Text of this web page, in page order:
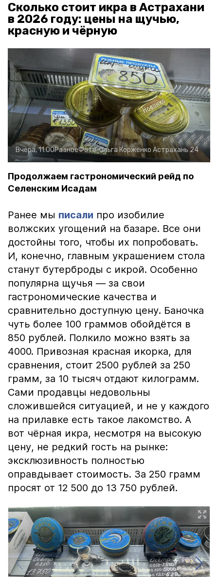
Сколько стоит икра в Астрахани
в 2026 году: цены на щучью,
красную и чёрную
Вчера, 11:00РазноеФото:Ольга Корженко Астрахань 24
Продолжаем гастрономический рейд по
Селенским Исадам
Ранее мы писали про изобилие
волжских угощений на базаре. Все они
достойны того, чтобы их попробовать.
И, конечно, главным украшением стола
станут бутерброды с икрой. Особенно
популярна щучья — за свои
гастрономические качества и
сравнительно доступную цену. Баночка
чуть более 100 граммов обойдётся в
850 рублей. Полкило можно взять за
4000. Привозная красная икорка, для
сравнения, стоит 2500 рублей за 250
грамм, за 10 тысяч отдают килограмм.
Сами продавцы недовольны
сложившейся ситуацией, и не у каждого
на прилавке есть такое лакомство. А
вот чёрная икра, несмотря на высокую
цену, не редкий гость на рынке:
эксклюзивность полностью
оправдывает стоимость. За 250 грамм
просят от 12 500 до 13 750 рублей.